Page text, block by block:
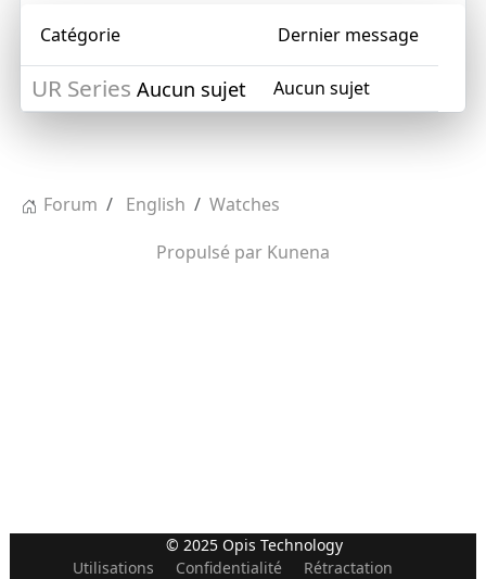
Catégorie Dernier message
UR Series Aucun sujet Aucun sujet
Forum English
Watches
Propulsé par Kunena
© 2025 Opis Technology
Utilisations
Confidentialité Rétractation